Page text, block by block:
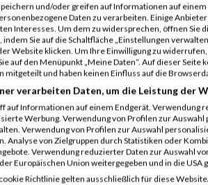
Weitenhagen
Northrup
Janisch
Seçkin
Denk
Hillebercht
Hohenwald
Heide
Dufft
und/oder greifen auf Informationen auf einem
Daten zu verarbeiten. Einige
Interesses. Um dem zu widersprechen, öffnen Sie
Sie auf die Schaltfläche „Einstellungen
Website klicken. Um Ihre Einwilligung zu
auf den Menüpunkt „Meine Daten“. Auf dieser
mitgeteilt und haben keinen Einfluss auf die
verarbeiten Daten, um die Leistung der
auf Informationen auf einem Endgerät. Verwendung
Werbung. Verwendung von Profilen zur
Verwendung von Profilen zur Auswahl
Analyse von Zielgruppen durch Statistiken oder
Verwendung reduzierter Daten zur Auswahl
Europäischen Union weitergegeben und in die USA
Richtlinie gelten ausschließlich für diese